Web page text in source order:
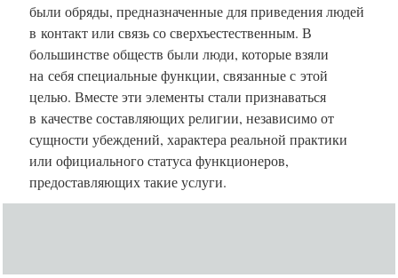
были обряды, предназначенные для приведения людей
в контакт или связь со сверхъестественным. В
большинстве обществ были люди, которые взяли
на себя специальные функции, связанные с этой
целью. Вместе эти элементы стали признаваться
в качестве составляющих религии, независимо от
сущности убеждений, характера реальной практики
или официального статуса функционеров,
предоставляющих такие услуги.